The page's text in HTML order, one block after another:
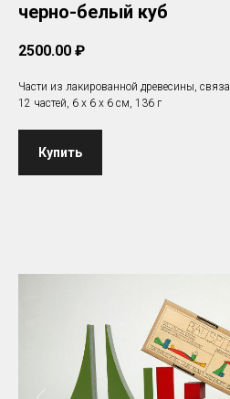
черно-белый куб
2500.00 ₽
Части из лакированной древесины,
12 частей, 6 х 6 х 6 см, 136 г
Купить